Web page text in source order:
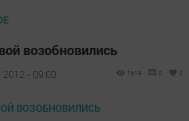
возобновились
- 09:00 1619 0 0